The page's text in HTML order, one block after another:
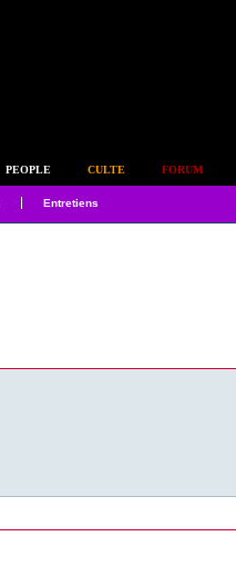
PEOPLE CULTE FORUM
Entretiens